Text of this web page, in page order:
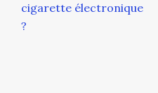
cigarette électronique
?